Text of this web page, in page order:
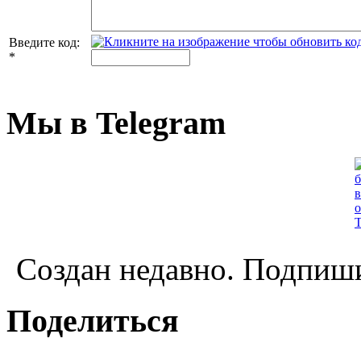
Введите код:
*
Мы в Telegram
Создан недавно.
Поделиться